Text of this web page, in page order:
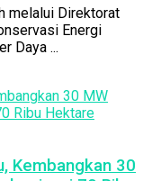
melalui Direktorat
Energi
Daya ...
Kembangkan 30